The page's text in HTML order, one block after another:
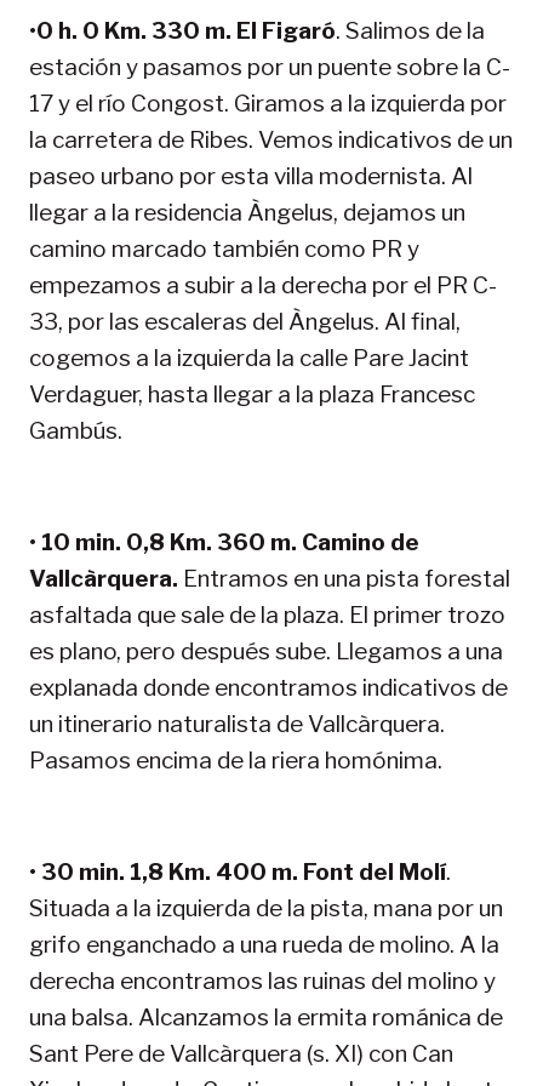
•0 h. 0 Km. 330 m. El Figaró. Salimos de la
estación y pasamos por un puente sobre la C-
17 y el río Congost. Giramos a la izquierda por
la carretera de Ribes. Vemos indicativos de un
paseo urbano por esta villa modernista. Al
llegar a la residencia Àngelus, dejamos un
camino marcado también como PR y
empezamos a subir a la derecha por el PR C-
33, por las escaleras del Àngelus. Al final,
cogemos a la izquierda la calle Pare Jacint
Verdaguer, hasta llegar a la plaza Francesc
Gambús.
• 10 min. 0,8 Km. 360 m. Camino de
Vallcàrquera. Entramos en una pista forestal
asfaltada que sale de la plaza. El primer trozo
es plano, pero después sube. Llegamos a una
explanada donde encontramos indicativos de
un itinerario naturalista de Vallcàrquera.
Pasamos encima de la riera homónima.
• 30 min. 1,8 Km. 400 m. Font del Molí.
Situada a la izquierda de la pista, mana por un
grifo enganchado a una rueda de molino. A la
derecha encontramos las ruinas del molino y
una balsa. Alcanzamos la ermita románica de
Sant Pere de Vallcàrquera (s. XI) con Can